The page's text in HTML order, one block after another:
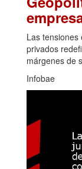
Las
privados
márgenes de
Infobae